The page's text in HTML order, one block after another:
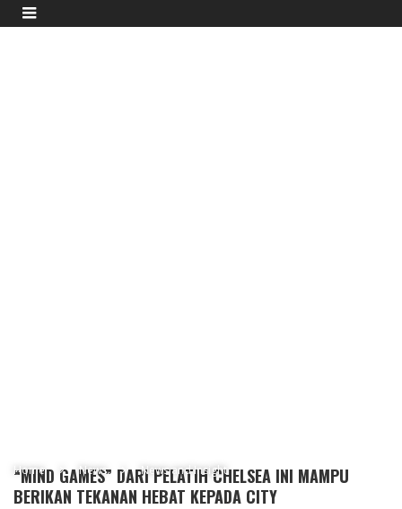
Home News News and Insight
“MIND GAMES” DARI PELATIH CHELSEA INI MAMPU
BERIKAN TEKANAN HEBAT KEPADA CITY